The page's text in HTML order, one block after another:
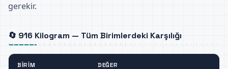
gerekir.
🔄 916 Kilogram — Tüm Birimlerdeki Karşılığı
BIRIM DEĞER